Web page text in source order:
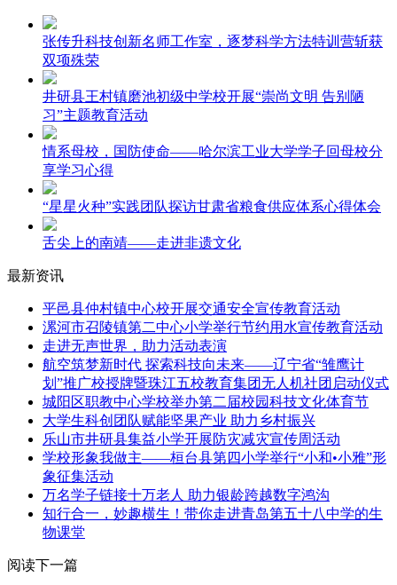
张传升科技创新名师工作室，逐梦科学方法特训营斩获
双项殊荣
井研县王村镇磨池初级中学校开展“崇尚文明 告别陋
习”主题教育活动
情系母校，国防使命——哈尔滨工业大学学子回母校分
享学习心得
“星星火种”实践团队探访甘肃省粮食供应体系心得体会
舌尖上的南靖——走进非遗文化
最新资讯
平邑县仲村镇中心校开展交通安全宣传教育活动
漯河市召陵镇第二中心小学举行节约用水宣传教育活动
走进无声世界，助力活动表演
航空筑梦新时代 探索科技向未来——辽宁省“雏鹰计
划”推广校授牌暨珠江五校教育集团无人机社团启动仪式
城阳区职教中心学校举办第二届校园科技文化体育节
大学生科创团队赋能坚果产业 助力乡村振兴
乐山市井研县集益小学开展防灾减灾宣传周活动
学校形象我做主——桓台县第四小学举行“小和•小雅”形
象征集活动
万名学子链接十万老人 助力银龄跨越数字鸿沟
知行合一，妙趣横生！带你走进青岛第五十八中学的生
物课堂
阅读下一篇